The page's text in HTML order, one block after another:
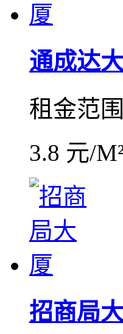
通成达
租金范围
3.8 元/
招商局